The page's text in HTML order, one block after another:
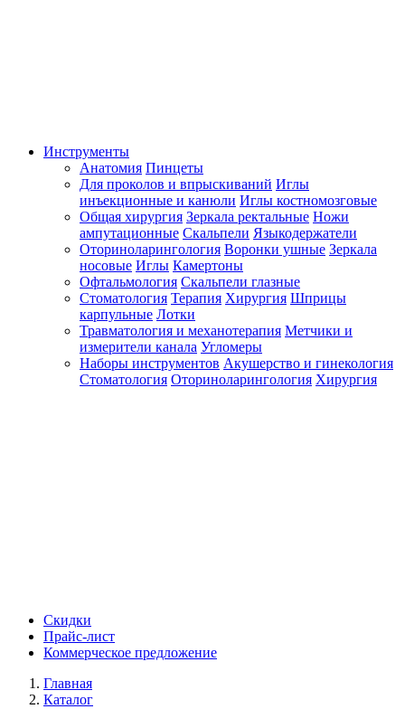
Инструменты
Анатомия Пинцеты
Для проколов и впрыскиваний Иглы
инъекционные и канюли Иглы костномозговые
Общая хирургия Зеркала ректальные Ножи
ампутационные Скальпели Языкодержатели
Оториноларингология Воронки ушные Зеркала
носовые Иглы Камертоны
Офтальмология Скальпели глазные
Стоматология Терапия Хирургия Шприцы
карпульные Лотки
Травматология и механотерапия Метчики и
измерители канала Угломеры
Наборы инструментов Акушерство и гинекология
Стоматология Оториноларингология Хирургия
Скидки
Прайс-лист
Коммерческое предложение
Главная
Каталог